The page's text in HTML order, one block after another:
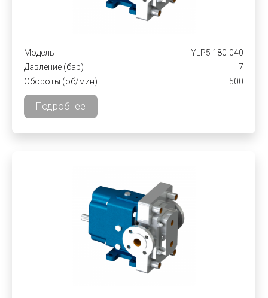
Модель
YLP5 180-040
Давление (бар)
7
Обороты (об/мин)
500
Подробнее